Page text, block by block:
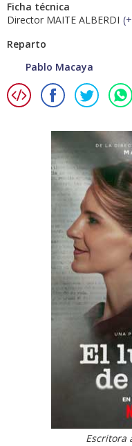
Ficha técnica
Director MAITE ALBERDI (+
Reparto
Pablo Macaya
Escritora